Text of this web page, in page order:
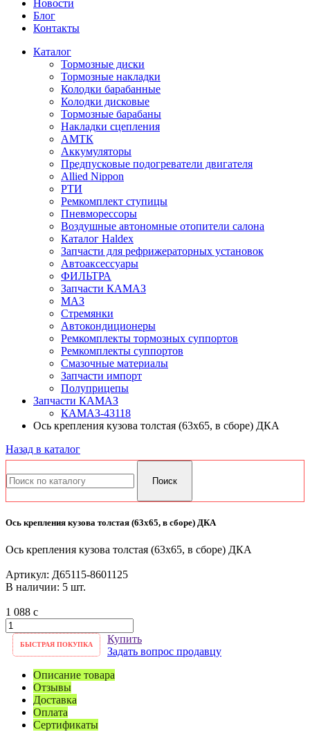
Новости
Блог
Контакты
Каталог
Тормозные диски
Тормозные накладки
Колодки барабанные
Колодки дисковые
Тормозные барабаны
Накладки сцепления
АМТК
Аккумуляторы
Предпусковые подогреватели двигателя
Allied Nippon
РТИ
Ремкомплект ступицы
Пневморессоры
Воздушные автономные отопители салона
Каталог Haldex
Запчасти для рефрижераторных установок
Автоаксессуары
ФИЛЬТРА
Запчасти КАМАЗ
МАЗ
Стремянки
Автокондиционеры
Ремкомплекты тормозных суппортов
Ремкомплекты суппортов
Смазочные материалы
Запчасти импорт
Полуприцепы
Запчасти КАМАЗ
КАМАЗ-43118
Ось крепления кузова толстая (63х65, в сборе) ДКА
Назад в каталог
Ось крепления кузова толстая (63х65, в сборе) ДКА
Ось крепления кузова толстая (63х65, в сборе) ДКА
Артикул: Д65115-8601125
В наличии: 5 шт.
1 088 c
Купить
БЫСТРАЯ ПОКУПКА
Задать вопрос продавцу
Описание товара
Отзывы
Доставка
Оплата
Сертификаты